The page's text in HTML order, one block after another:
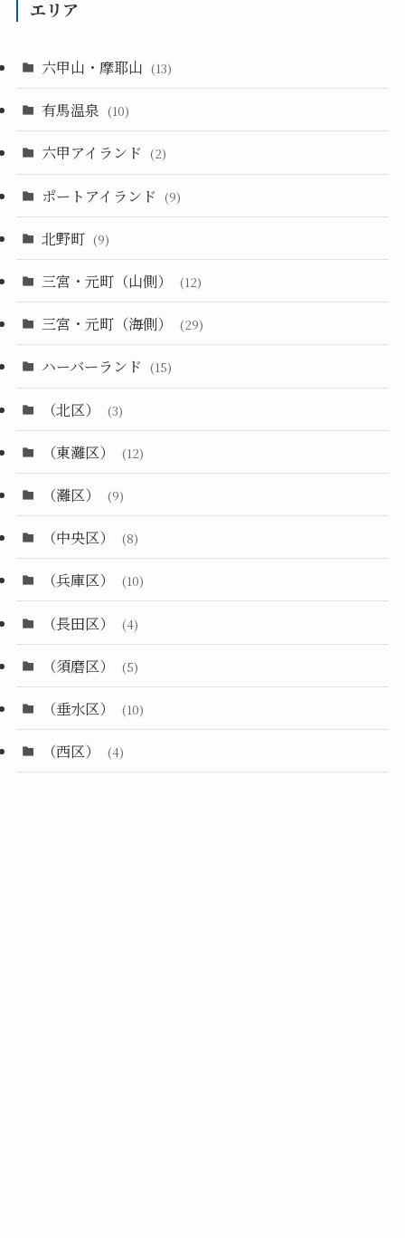
エリア
六甲山・摩耶山 (13)
有馬温泉 (10)
六甲アイランド (2)
ポートアイランド (9)
北野町 (9)
三宮・元町（山側） (12)
三宮・元町（海側） (29)
ハーバーランド (15)
（北区） (3)
（東灘区） (12)
（灘区） (9)
（中央区） (8)
（兵庫区） (10)
（長田区） (4)
（須磨区） (5)
（垂水区） (10)
（西区） (4)